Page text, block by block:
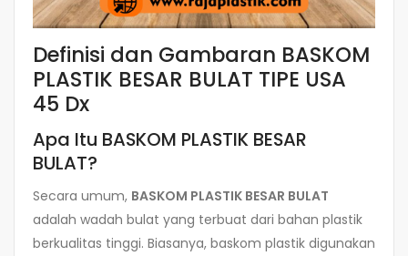
Definisi dan Gambaran BASKOM
PLASTIK BESAR BULAT TIPE USA
45 Dx
Apa Itu BASKOM PLASTIK BESAR
BULAT?
Secara umum, BASKOM PLASTIK BESAR BULAT
adalah wadah bulat yang terbuat dari bahan plastik
berkualitas tinggi. Biasanya, baskom plastik digunakan